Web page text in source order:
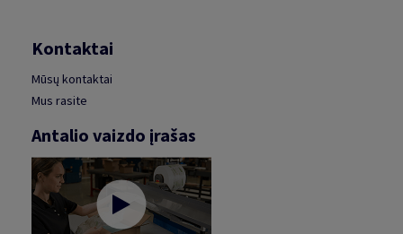
Kontaktai
Mūsų kontaktai
Mus rasite
Antalio vaizdo įrašas